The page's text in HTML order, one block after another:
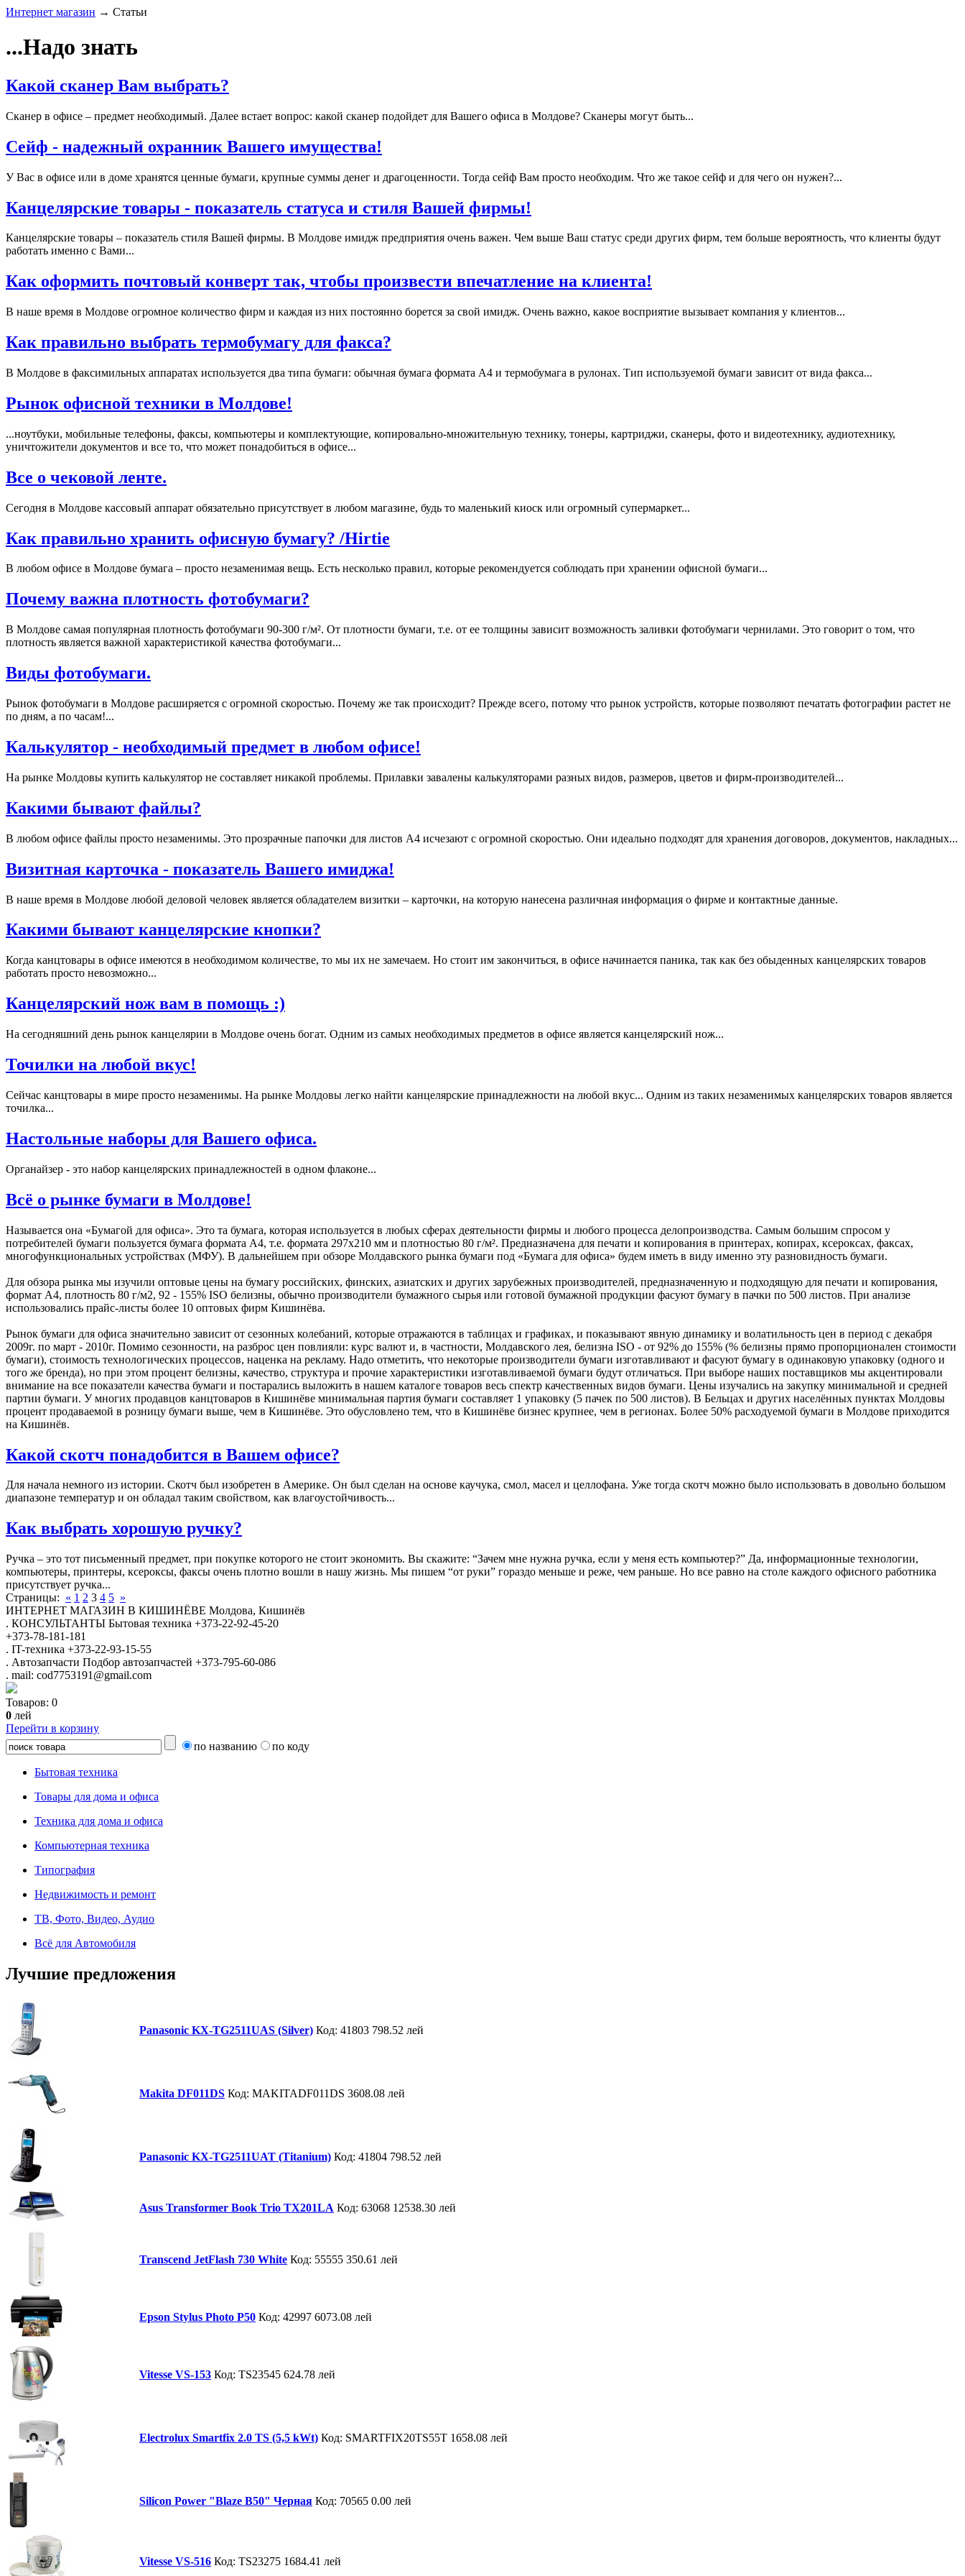
Интернет магазин → Статьи
...Надо знать
Какой сканер Вам выбрать?
Сканер в офисе – предмет необходимый. Далее встает вопрос: какой сканер подойдет для Вашего офиса в Молдове? Сканеры могут быть...
Сейф - надежный охранник Вашего имущества!
У Вас в офисе или в доме хранятся ценные бумаги, крупные суммы денег и драгоценности. Тогда сейф Вам просто необходим. Что же такое сейф и для чего он нужен?...
Канцелярские товары - показатель статуса и стиля Вашей фирмы!
Канцелярские товары – показатель стиля Вашей фирмы. В Молдове имидж предприятия очень важен. Чем выше Ваш статус среди других фирм, тем больше вероятность, что клиенты будут
работать именно с Вами...
Как оформить почтовый конверт так, чтобы произвести впечатление на клиента!
В наше время в Молдове огромное количество фирм и каждая из них постоянно борется за свой имидж. Очень важно, какое восприятие вызывает компания у клиентов...
Как правильно выбрать термобумагу для факса?
В Молдове в факсимильных аппаратах используется два типа бумаги: обычная бумага формата A4 и термобумага в рулонах. Тип используемой бумаги зависит от вида факса...
Рынок офисной техники в Молдове!
...ноутбуки, мобильные телефоны, факсы, компьютеры и комплектующие, копировально-множительную технику, тонеры, картриджи, сканеры, фото и видеотехнику, аудиотехнику,
уничтожители документов и все то, что может понадобиться в офисе...
Все о чековой ленте.
Сегодня в Молдове кассовый аппарат обязательно присутствует в любом магазине, будь то маленький киоск или огромный супермаркет...
Как правильно хранить офисную бумагу? /Hirtie
В любом офисе в Молдове бумага – просто незаменимая вещь. Есть несколько правил, которые рекомендуется соблюдать при хранении офисной бумаги...
Почему важна плотность фотобумаги?
В Молдове самая популярная плотность фотобумаги 90-300 г/м². От плотности бумаги, т.е. от ее толщины зависит возможность заливки фотобумаги чернилами. Это говорит о том, что
плотность является важной характеристикой качества фотобумаги...
Виды фотобумаги.
Рынок фотобумаги в Молдове расширяется с огромной скоростью. Почему же так происходит? Прежде всего, потому что рынок устройств, которые позволяют печатать фотографии растет не
по дням, а по часам!...
Калькулятор - необходимый предмет в любом офисе!
На рынке Молдовы купить калькулятор не составляет никакой проблемы. Прилавки завалены калькуляторами разных видов, размеров, цветов и фирм-производителей...
Какими бывают файлы?
В любом офисе файлы просто незаменимы. Это прозрачные папочки для листов А4 исчезают с огромной скоростью. Они идеально подходят для хранения договоров, документов, накладных...
Визитная карточка - показатель Вашего имиджа!
В наше время в Молдове любой деловой человек является обладателем визитки – карточки, на которую нанесена различная информация о фирме и контактные данные.
Какими бывают канцелярские кнопки?
Когда канцтовары в офисе имеются в необходимом количестве, то мы их не замечаем. Но стоит им закончиться, в офисе начинается паника, так как без обыденных канцелярских товаров
работать просто невозможно...
Канцелярский нож вам в помощь :)
На сегодняшний день рынок канцелярии в Молдове очень богат. Одним из самых необходимых предметов в офисе является канцелярский нож...
Точилки на любой вкус!
Сейчас канцтовары в мире просто незаменимы. На рынке Молдовы легко найти канцелярские принадлежности на любой вкус... Одним из таких незаменимых канцелярских товаров является
точилка...
Настольные наборы для Вашего офиса.
Органайзер - это набор канцелярских принадлежностей в одном флаконе...
Всё о рынке бумаги в Молдове!
Называется она «Бумагой для офиса». Это та бумага, которая используется в любых сферах деятельности фирмы и любого процесса делопроизводства. Самым большим спросом у
потребителей бумаги пользуется бумага формата А4, т.е. формата 297х210 мм и плотностью 80 г/м². Предназначена для печати и копирования в принтерах, копирах, ксероксах, факсах,
многофункциональных устройствах (МФУ). В дальнейшем при обзоре Молдавского рынка бумаги под «Бумага для офиса» будем иметь в виду именно эту разновидность бумаги.
Для обзора рынка мы изучили оптовые цены на бумагу российских, финских, азиатских и других зарубежных производителей, предназначенную и подходящую для печати и копирования,
формат А4, плотность 80 г/м2, 92 - 155% ISO белизны, обычно производители бумажного сырья или готовой бумажной продукции фасуют бумагу в пачки по 500 листов. При анализе
использовались прайс-листы более 10 оптовых фирм Кишинёва.
Рынок бумаги для офиса значительно зависит от сезонных колебаний, которые отражаются в таблицах и графиках, и показывают явную динамику и волатильность цен в период с декабря
2009г. по март - 2010г. Помимо сезонности, на разброс цен повлияли: курс валют и, в частности, Молдавского лея, белизна ISO - от 92% до 155% (% белизны прямо пропорционален стоимости
бумаги), стоимость технологических процессов, наценка на рекламу. Надо отметить, что некоторые производители бумаги изготавливают и фасуют бумагу в одинаковую упаковку (одного и
того же бренда), но при этом процент белизны, качество, структура и прочие характеристики изготавливаемой бумаги будут отличаться. При выборе наших поставщиков мы акцентировали
внимание на все показатели качества бумаги и постарались выложить в нашем каталоге товаров весь спектр качественных видов бумаги. Цены изучались на закупку минимальной и средней
партии бумаги. У многих продавцов канцтоваров в Кишинёве минимальная партия бумаги составляет 1 упаковку (5 пачек по 500 листов). В Бельцах и других населённых пунктах Молдовы
процент продаваемой в розницу бумаги выше, чем в Кишинёве. Это обусловлено тем, что в Кишинёве бизнес крупнее, чем в регионах. Более 50% расходуемой бумаги в Молдове приходится
на Кишинёв.
Какой скотч понадобится в Вашем офисе?
Для начала немного из истории. Скотч был изобретен в Америке. Он был сделан на основе каучука, смол, масел и целлофана. Уже тогда скотч можно было использовать в довольно большом
диапазоне температур и он обладал таким свойством, как влагоустойчивость...
Как выбрать хорошую ручку?
Ручка – это тот письменный предмет, при покупке которого не стоит экономить. Вы скажите: “Зачем мне нужна ручка, если у меня есть компьютер?” Да, информационные технологии,
компьютеры, принтеры, ксероксы, факсы очень плотно вошли в нашу жизнь. Мы пишем “от руки” гораздо меньше и реже, чем раньше. Но все равно на столе каждого офисного работника
присутствует ручка...
Страницы: « 1 2 3 4 5 »
ИНТЕРНЕТ МАГАЗИН В КИШИНЁВЕ Молдова, Кишинёв
. КОНСУЛЬТАНТЫ Бытовая техника +373-22-92-45-20
+373-78-181-181
. IT-техника +373-22-93-15-55
. Автозапчасти Подбор автозапчастей +373-795-60-086
. mail: cod7753191@gmail.com
Товаров: 0
0 лей
Перейти в корзину
по названию
по коду
Бытовая техника
Товары для дома и офиса
Техника для дома и офиса
Компьютерная техника
Типография
Недвижимость и ремонт
ТВ, Фото, Видео, Аудио
Всё для Автомобиля
Лучшие предложения
Panasonic KX-TG2511UAS (Silver) Код: 41803 798.52 лей
Makita DF011DS Код: MAKITADF011DS 3608.08 лей
Panasonic KX-TG2511UAT (Titanium) Код: 41804 798.52 лей
Asus Transformer Book Trio TX201LA Код: 63068 12538.30 лей
Transcend JetFlash 730 White Код: 55555 350.61 лей
Epson Stylus Photo P50 Код: 42997 6073.08 лей
Vitesse VS-153 Код: TS23545 624.78 лей
Electrolux Smartfix 2.0 TS (5,5 kWt) Код: SMARTFIX20TS55T 1658.08 лей
Silicon Power "Blaze B50" Черная Код: 70565 0.00 лей
Vitesse VS-516 Код: TS23275 1684.41 лей